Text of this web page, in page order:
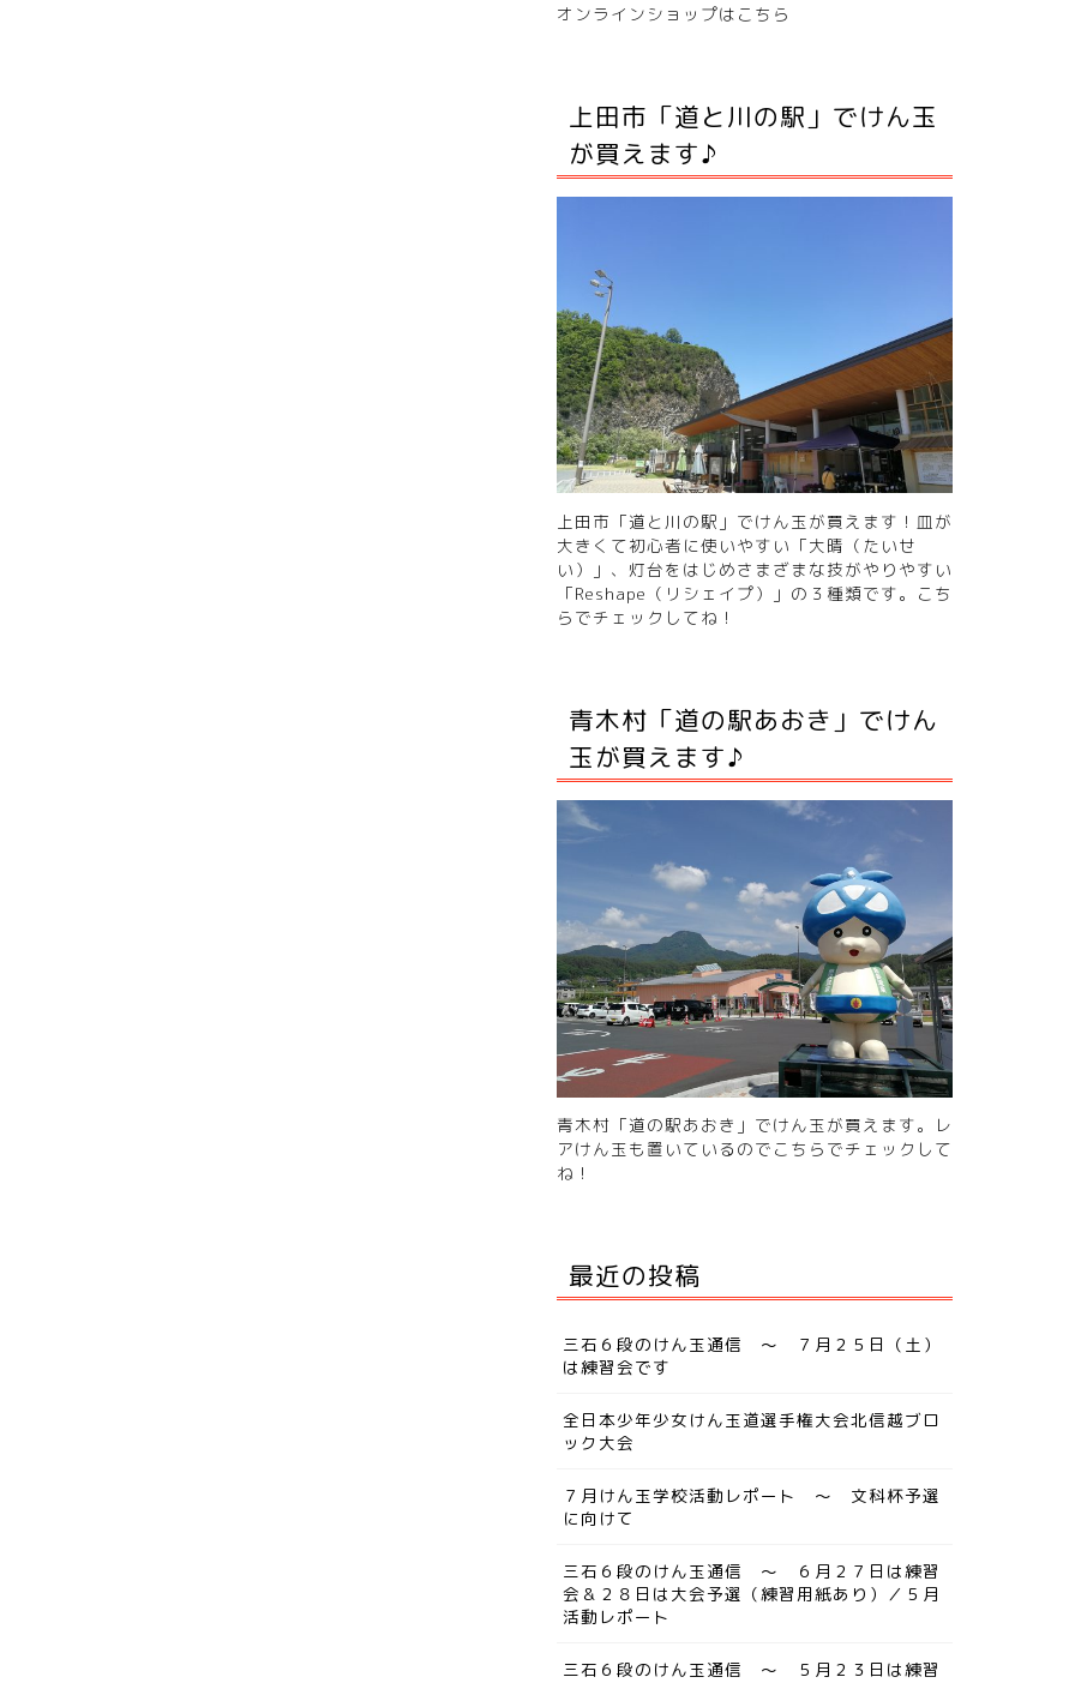
オンラインショップはこちら
上田市「道と川の駅」でけん玉
が買えます♪
上田市「道と川の駅」でけん玉が買えます！皿が
大きくて初心者に使いやすい「大晴（たいせ
い）」、灯台をはじめさまざまな技がやりやすい
「Reshape（リシェイプ）」の３種類です。
こち
らでチェックしてね！
青木村「道の駅あおき」でけん
玉が買えます♪
青木村「道の駅あおき」でけん玉が買えます。レ
アけん玉も置いているので こちらでチェック して
ね！
最近の投稿
三石６段のけん玉通信 ～ ７月２５日（土）
は練習会です
全日本少年少女けん玉道選手権大会北信越ブロ
ック大会
７月けん玉学校活動レポート ～ 文科杯予選
に向けて
三石６段のけん玉通信 ～ ６月２７日は練習
会＆２８日は大会予選（練習用紙あり）／５月
活動レポート
三石６段のけん玉通信 ～ ５月２３日は練習